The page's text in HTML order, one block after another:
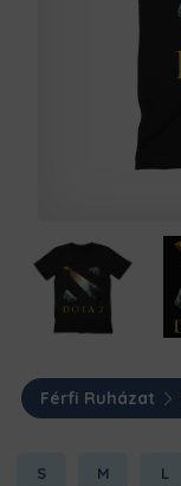
Férfi Ruházat
S M L